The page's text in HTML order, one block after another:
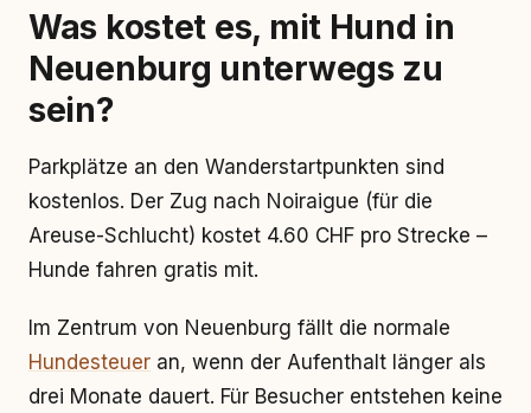
Was kostet es, mit Hund in
Neuenburg unterwegs zu
sein?
Parkplätze an den Wanderstartpunkten sind
kostenlos. Der Zug nach Noiraigue (für die
Areuse-Schlucht) kostet 4.60 CHF pro Strecke –
Hunde fahren gratis mit.
Im Zentrum von Neuenburg fällt die normale
Hundesteuer an, wenn der Aufenthalt länger als
drei Monate dauert. Für Besucher entstehen keine